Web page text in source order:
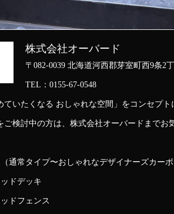
株式会社オーバード
〒082-0039 北海道河西郡芽室町西9条2
TEL：0155-67-0548
ていたくなる おしゃれな空間」をコンセプ
ご検討中の方は、株式会社オーバードまでお
通常タイプ〜おしゃれなデザイナーズカーポ
ドデッキ
ドフェンス